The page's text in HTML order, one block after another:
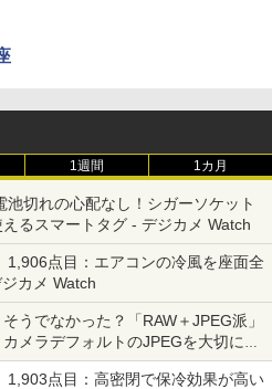
1週間 1カ月
切れの心配なし！シガーソケット
るスマートタグ - デジカメ Watch
1,906点目：エアコンの冷風を座面全
カメ Watch
うでなかった？「RAW＋JPEG派」
メラデフォルトのJPEGを大切にす
1,903点目：高密閉で保冷効果が高い